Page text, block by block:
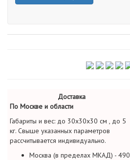
Доставка
По Москве и области
Габариты и вес: до 30х30х30 см , до 5
кг. Свыше указанных параметров
рассчитывается индивидуально.
Москва (в пределах МКАД) - 490